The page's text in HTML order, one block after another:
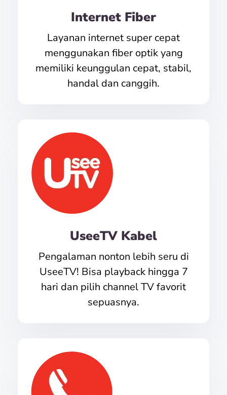
Internet Fiber
Layanan internet super cepat
menggunakan fiber optik yang
memiliki keunggulan cepat, stabil,
handal dan canggih.
UseeTV Kabel
Pengalaman nonton lebih seru di
UseeTV! Bisa playback hingga 7
hari dan pilih channel TV favorit
sepuasnya.